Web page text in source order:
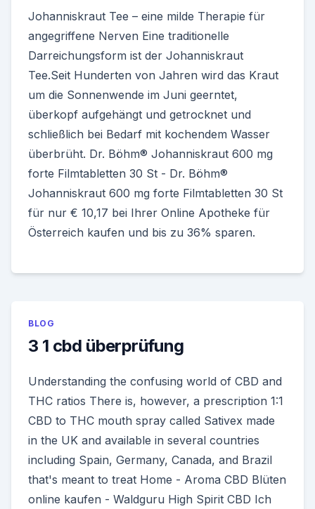
Johanniskraut Tee – eine milde Therapie für
angegriffene Nerven Eine traditionelle
Darreichungsform ist der Johanniskraut
Tee.Seit Hunderten von Jahren wird das Kraut
um die Sonnenwende im Juni geerntet,
überkopf aufgehängt und getrocknet und
schließlich bei Bedarf mit kochendem Wasser
überbrüht. Dr. Böhm® Johanniskraut 600 mg
forte Filmtabletten 30 St - Dr. Böhm®
Johanniskraut 600 mg forte Filmtabletten 30 St
für nur € 10,17 bei Ihrer Online Apotheke für
Österreich kaufen und bis zu 36% sparen.
BLOG
3 1 cbd überprüfung
Understanding the confusing world of CBD and
THC ratios There is, however, a prescription 1:1
CBD to THC mouth spray called Sativex made
in the UK and available in several countries
including Spain, Germany, Canada, and Brazil
that's meant to treat Home - Aroma CBD Blüten
online kaufen - Waldguru High Spirit CBD Ich